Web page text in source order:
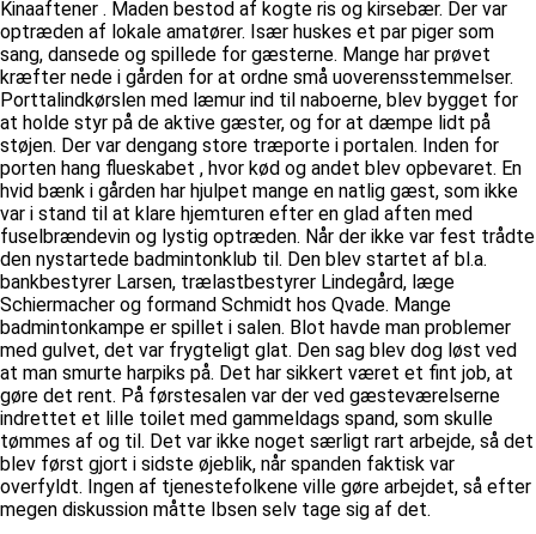
Kinaaftener . Maden bestod af kogte ris og kirsebær. Der var
optræden af lokale amatører. Især huskes et par piger som
sang, dansede og spillede for gæsterne. Mange har prøvet
kræfter nede i gården for at ordne små uoverensstemmelser.
Porttalindkørslen med læmur ind til naboerne, blev bygget for
at holde styr på de aktive gæster, og for at dæmpe lidt på
støjen. Der var dengang store træporte i portalen. Inden for
porten hang flueskabet , hvor kød og andet blev opbevaret. En
hvid bænk i gården har hjulpet mange en natlig gæst, som ikke
var i stand til at klare hjemturen efter en glad aften med
fuselbrændevin og lystig optræden. Når der ikke var fest trådte
den nystartede badmintonklub til. Den blev startet af bl.a.
bankbestyrer Larsen, trælastbestyrer Lindegård, læge
Schiermacher og formand Schmidt hos Qvade. Mange
badmintonkampe er spillet i salen. Blot havde man problemer
med gulvet, det var frygteligt glat. Den sag blev dog løst ved
at man smurte harpiks på. Det har sikkert været et fint job, at
gøre det rent. På førstesalen var der ved gæsteværelserne
indrettet et lille toilet med gammeldags spand, som skulle
tømmes af og til. Det var ikke noget særligt rart arbejde, så det
blev først gjort i sidste øjeblik, når spanden faktisk var
overfyldt. Ingen af tjenestefolkene ville gøre arbejdet, så efter
megen diskussion måtte Ibsen selv tage sig af det.